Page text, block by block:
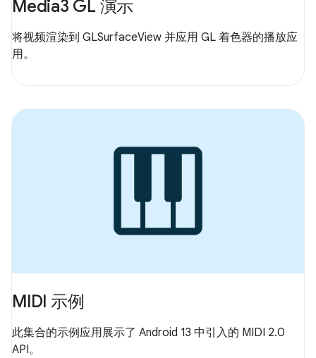
Media3 GL 演示
将视频渲染到 GLSurfaceView 并应用 GL 着色器的播放应
用。
MIDI 示例
此集合的示例应用展示了 Android 13 中引入的 MIDI 2.0
API。